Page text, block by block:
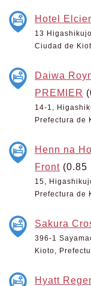
Hotel
13
Ciudad de
Daiwa
PREMIER
14-1,
Prefectura de
Henn na
Front (0.85
15,
Prefectura de
Sakura
396-1
Kioto,
Hyatt